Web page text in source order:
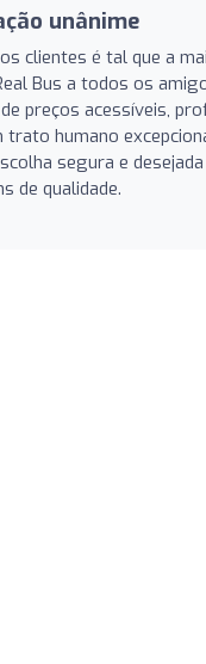
unânime
clientes é tal que a
Bus a todos os
preços acessíveis,
trato humano
segura e
de qualidade.